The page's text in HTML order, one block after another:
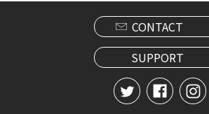
CONTACT
SUPPORT